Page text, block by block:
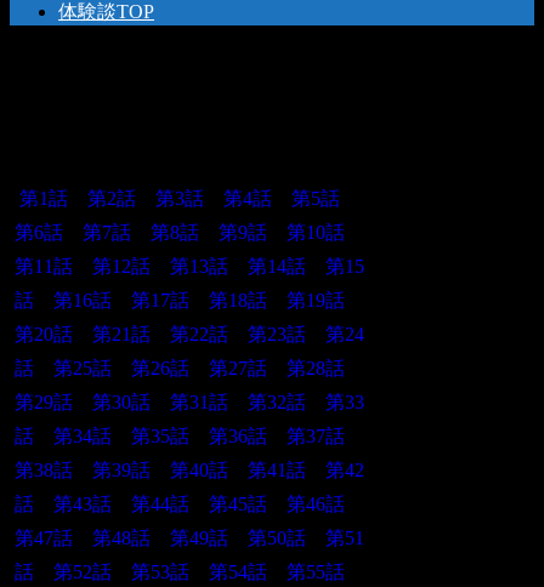
体験談TOP
第1話 第2話 第3話 第4話 第5話
第6話 第7話 第8話 第9話 第10話
第11話 第12話 第13話 第14話 第15
話 第16話 第17話 第18話 第19話
第20話 第21話 第22話 第23話 第24
話 第25話 第26話 第27話 第28話
第29話 第30話 第31話 第32話 第33
話 第34話 第35話 第36話 第37話
第38話 第39話 第40話 第41話 第42
話 第43話 第44話 第45話 第46話
第47話 第48話 第49話 第50話 第51
話 第52話 第53話 第54話 第55話